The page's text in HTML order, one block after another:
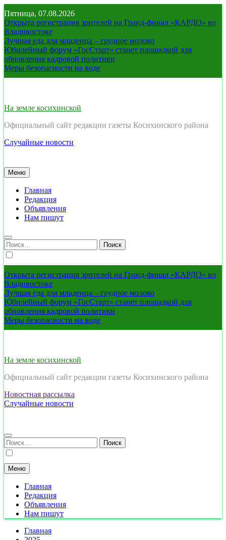
Перейти
к
содержимому
Пятница, 07.08.2026
Открыта регистрация зрителей на Гранд-финал «КАРДО» во
Владивостоке
Лучшая еда для младенца – грудное молоко
Юбилейный форум «ГосСтарт» станет площадкой для
обновления кадровой политики
Меры безопасности на воде
На земле косихинской
Официальный сайт редакции газеты Косихинского района
Случайные новости
Меню
Главная
Редакция
Объявления
Нам пишут
Найти:
Открыта регистрация зрителей на Гранд-финал «КАРДО» во
Владивостоке
Лучшая еда для младенца – грудное молоко
Юбилейный форум «ГосСтарт» станет площадкой для
обновления кадровой политики
Меры безопасности на воде
На земле косихинской
Официальный сайт редакции газеты Косихинского района
Новостная рассылка
Случайные новости
Найти:
Меню
Главная
Редакция
Объявления
Нам пишут
Главная